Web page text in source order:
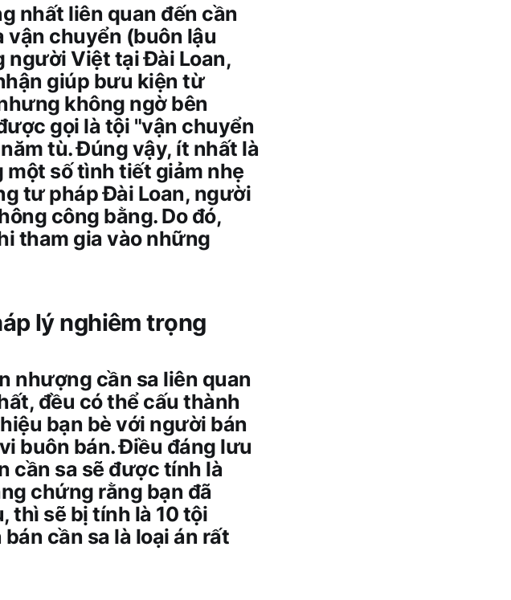
nhất liên quan đến cần
vận chuyển (buôn lậu
người Việt tại Đài Loan,
giúp bưu kiện từ
không ngờ bên
gọi là tội "vận chuyển
tù. Đúng vậy, ít nhất là
một số tình tiết giảm nhẹ
tư pháp Đài Loan, người
công bằng. Do đó,
tham gia vào những
lý nghiêm trọng
nhượng cần sa liên quan
đều có thể cấu thành
bạn bè với người bán
buôn bán. Điều đáng lưu
cần sa sẽ được tính là
chứng rằng bạn đã
thì sẽ bị tính là 10 tội
cần sa là loại án rất